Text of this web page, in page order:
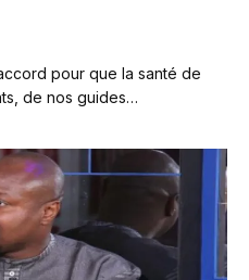
pour que la santé de
de nos guides…